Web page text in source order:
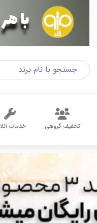
تخفیف گروهی خدمات